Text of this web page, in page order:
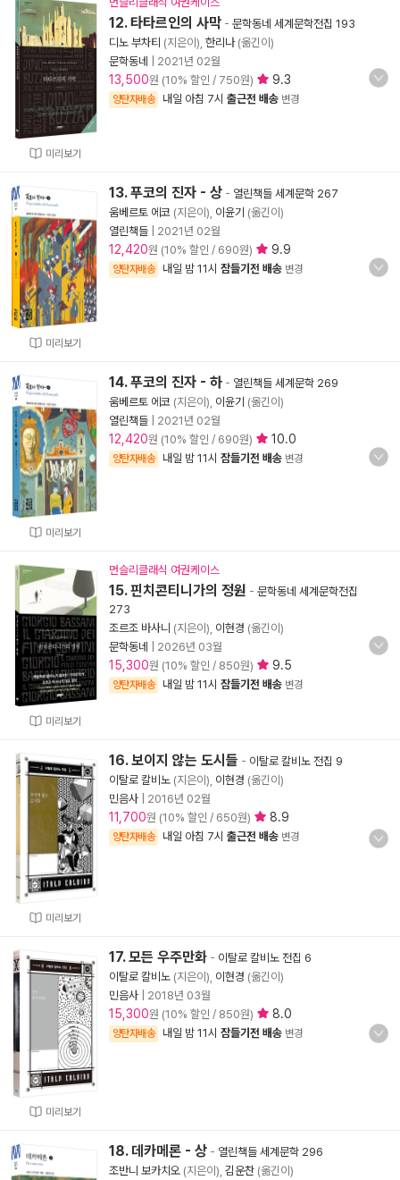
미리보기
12. 타타르인의 사막 - 문학동네 세계문학전집 193
디노 부차티 (지은이), 한리나(옮긴이)
문학동네
2021년 02월
13,500원 (10% 할인 / 750원) 9.3
양탄자배송 내일 아침 7시 출근전 배송 변경
미리보기
13. 푸코의 진자 - 상 - 열린책들 세계문학 267
움베르토 에코 (지은이), 이윤기 (옮긴이)
열린책들
2021년 02월
12,420원 (10% 할인 / 690원) 9.9
양탄자배송 내일 밤 11시 잠들기전 배송 변경
미리보기
14. 푸코의 진자 - 하 - 열린책들 세계문학 269
움베르토 에코 (지은이), 이윤기 (옮긴이)
열린책들
2021년 02월
12,420원 (10% 할인 / 690원) 10.0
양탄자배송 내일 밤 11시 잠들기전 배송 변경
미리보기
먼슬리클래식 여권케이스
15. 핀치콘티니가의 정원 - 문학동네 세계문학전집
273
조르조 바사니 (지은이), 이현경 (옮긴이)
문학동네
2026년 03월
15,300원 (10% 할인 / 850원) 9.5
양탄자배송 내일 밤 11시 잠들기전 배송 변경
미리보기
16. 보이지 않는 도시들 - 이탈로 칼비노 전집 9
이탈로 칼비노 (지은이), 이현경 (옮긴이)
민음사
2016년 02월
11,700원 (10% 할인 / 650원) 8.9
양탄자배송 내일 아침 7시 출근전 배송 변경
미리보기
17. 모든 우주만화 - 이탈로 칼비노 전집 6
이탈로 칼비노 (지은이), 이현경 (옮긴이)
민음사
2018년 03월
15,300원 (10% 할인 / 850원) 8.0
양탄자배송 내일 밤 11시 잠들기전 배송 변경
18. 데카메론 - 상 - 열린책들 세계문학 296
조반니 보카치오 (지은이), 김운찬 (옮긴이)